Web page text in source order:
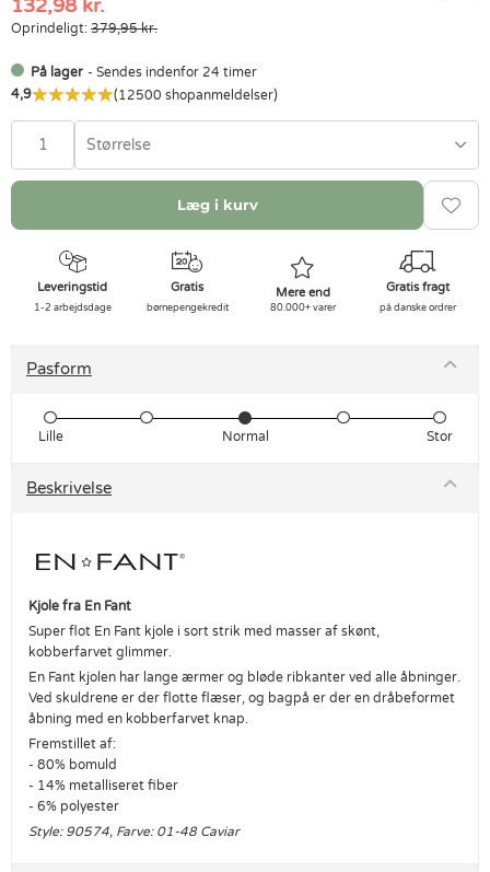
132,98 kr.
Oprindeligt: 379,95 kr.
På lager - Sendes indenfor 24 timer
4,9
(12500 shopanmeldelser)
Størrelse
Læg i kurv
Leveringstid
1-2 arbejdsdage
Gratis
børnepengekredit
Mere end
80.000+ varer
Gratis fragt
på danske ordrer
Pasform
Lille Normal Stor
Beskrivelse
Kjole fra En Fant
Super flot En Fant kjole i sort strik med masser af skønt,
kobberfarvet glimmer.
En Fant kjolen har lange ærmer og bløde ribkanter ved alle åbninger.
Ved skuldrene er der flotte flæser, og bagpå er der en dråbeformet
åbning med en kobberfarvet knap.
Fremstillet af:
- 80% bomuld
- 14% metalliseret fiber
- 6% polyester
Style: 90574, Farve: 01-48 Caviar